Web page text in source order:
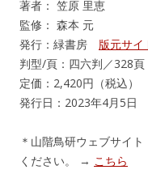
著者： 笠原 里恵
監修： 森本 元
発行：緑書房 版元サイ
判型/頁：四六判／328頁
定価：2,420円（税込）
発行日：2023年4月5日
＊山階鳥研ウェブサイ
ください。 → こちら